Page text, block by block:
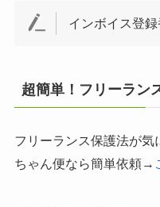
インボイス登
超簡単！フリーラン
フリーランス保護法が気
ちゃん便なら簡単依頼→